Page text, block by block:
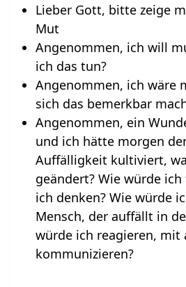
Lieber Gott, bitte zeige
Mut
Angenommen, ich will
ich das tun?
Angenommen, ich wäre
sich das bemerkbar
Angenommen, ein
und ich hätte morgen
Auffälligkeit kultiviert,
geändert? Wie würde
ich denken? Wie würde
Mensch, der auffällt in
würde ich reagieren, mit
kommunizieren?